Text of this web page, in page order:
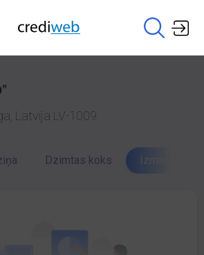
Latvija LV-1009
Dzimtas koks Izmaiņu